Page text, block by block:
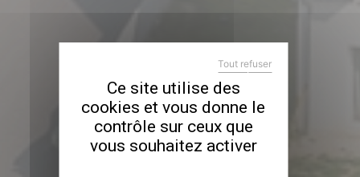
Ce site utilise des
cookies et vous donne le
contrôle sur ceux que
vous souhaitez activer
Tout refuser
XMASQUER LE